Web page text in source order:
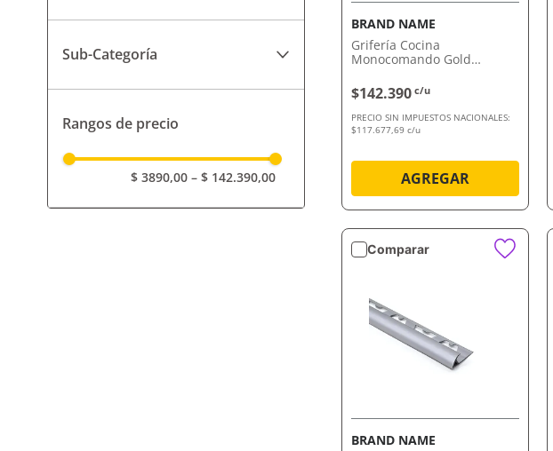
Guardas y Decorados
Adhesivos, Pastinas y
Sub-Categoría
Zócalos
Rangos de precio
$ 3890,00 – $ 142.390,00
BRAND NAME
Grifería Cocina
Monocomando Gold
$142.390 c/u
PRECIO SIN IMPUESTOS NACIONALES:
$117.677,69 c/u
AGREGAR
Comparar
BRAND NAME